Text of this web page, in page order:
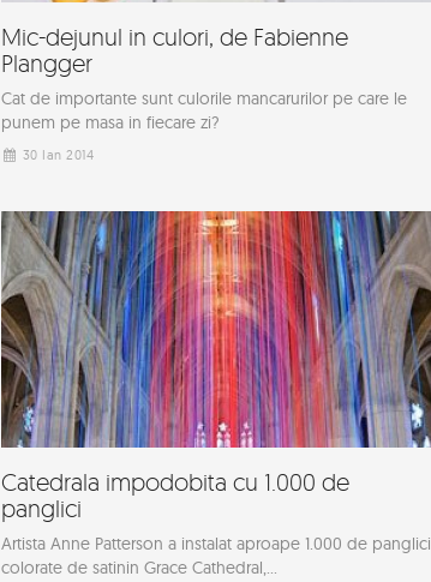
Mic-dejunul in culori, de Fabienne
Plangger
Cat de importante sunt culorile mancarurilor pe care le
punem pe masa in fiecare zi?
30 Ian 2014
Catedrala impodobita cu 1.000 de
panglici
Artista Anne Patterson a instalat aproape 1.000 de panglici
colorate de satinin Grace Cathedral,...